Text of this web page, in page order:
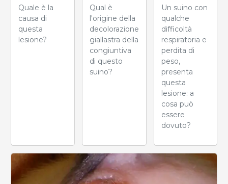
Quale è la
causa di
questa
lesione?
Qual è
l'origine della
decolorazione
giallastra della
congiuntiva
di questo
suino?
Un suino con
qualche
difficoltà
respiratoria e
perdita di
peso,
presenta
questa
lesione: a
cosa può
essere
dovuto?